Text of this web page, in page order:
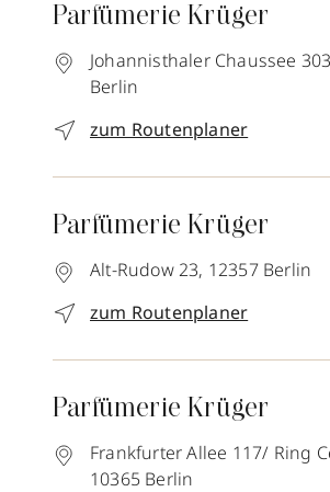
Parfümerie Krüger
Johannisthaler Chaussee
Berlin
zum Routenplaner
Parfümerie Krüger
Alt-Rudow 23, 12357 Berlin
zum Routenplaner
Parfümerie Krüger
Frankfurter Allee 117/ Ring
10365 Berlin